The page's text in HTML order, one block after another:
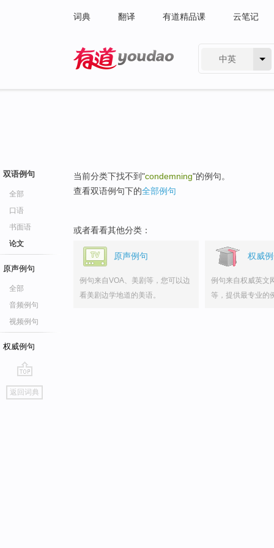
词典 翻译 有道精品课 云笔记
中英
双语例句
全部
口语
书面语
论文
原声例句
全部
音频例句
视频例句
权威例句
go
top
返回词典
当前分类下找不到"condemning"的例句。
查看双语例句下的全部例句
或者看看其他分类：
原声例句
例句来自VOA、美剧等，您可以边
看美剧边学地道的美语。
权威
例句来自权威英文
等，提供最专业的